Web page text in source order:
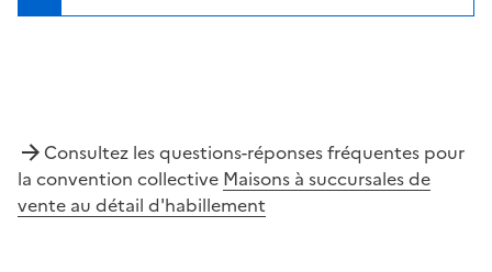
Consultez les questions-réponses fréquentes pour
la convention collective Maisons à succursales de
vente au détail d'habillement